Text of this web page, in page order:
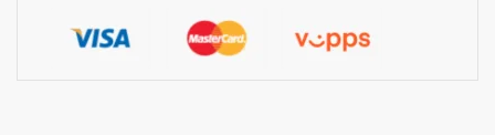
Kulelager